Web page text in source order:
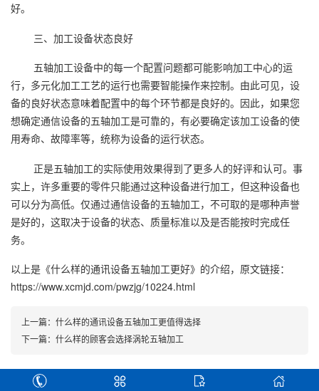
好。
三、加工设备状态良好
五轴加工设备中的每一个配置问题都可能影响加工中心的运
行，多元化加工工艺的运行也需要智能操作来控制。由此可见，设
备的良好状态意味着配置中的每个环节都是良好的。因此，如果您
想确定通信设备的五轴加工是可靠的，有必要确定该加工设备的使
用寿命、故障率等，统称为设备的运行状态。
正是五轴加工的实际使用效果得到了更多人的好评和认可。事
实上，许多重要的零件只能通过这种设备进行加工，但这种设备也
可以分为高低。仅通过通信设备的五轴加工，不可取的是哪种声誉
是好的，这取决于设备的状态、质量标准以及是否能按时完成任
务。
以上是 《什么样的通讯设备五轴加工更好》 的介绍，原文链接：
https://www.xcmjd.com/pwzjg/10224.html
上一篇： 什么样的通讯设备五轴加工更值得选择
下一篇： 什么样的顾客会选择涡轮五轴加工